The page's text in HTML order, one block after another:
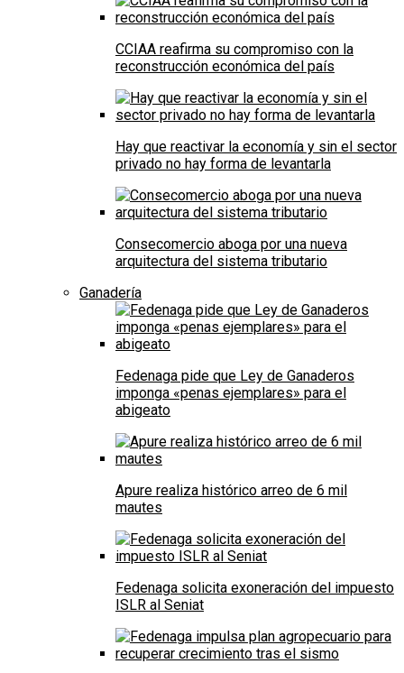
CCIAA reafirma su compromiso con la
reconstrucción económica del país
Hay que reactivar la economía y sin el sector
privado no hay forma de levantarla
Consecomercio aboga por una nueva
arquitectura del sistema tributario
Ganadería
Fedenaga pide que Ley de Ganaderos
imponga «penas ejemplares» para el
abigeato
Apure realiza histórico arreo de 6 mil
mautes
Fedenaga solicita exoneración del impuesto
ISLR al Seniat